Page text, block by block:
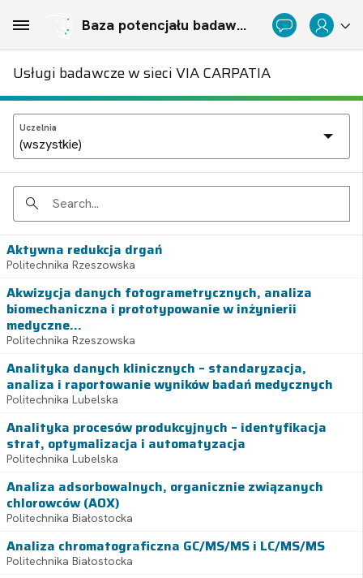
Baza potencjału badawczego Politechnicznej Sieci Via Carpatia im. Prezydenta RP Lecha Kaczyńskiego
Usługi badawcze w sieci VIA CARPATIA
Uczelnia
Search
Aktywna redukcja drgań
Politechnika Rzeszowska
Akwizycja danych fotogrametrycznych, analiza
biomechaniczna i prototypowanie w inżynierii
medyczne...
Politechnika Rzeszowska
Analityka danych klinicznych – standaryzacja,
analiza i raportowanie wyników badań medycznych
Politechnika Lubelska
Analityka procesów produkcyjnych – identyfikacja
strat, optymalizacja i automatyzacja
Politechnika Lubelska
Analiza adsorbowalnych, organicznie związanych
chlorowców (AOX)
Politechnika Białostocka
Analiza chromatograficzna GC/MS/MS i LC/MS/MS
Politechnika Białostocka